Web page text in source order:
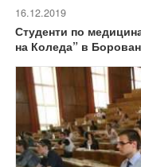
16.12.2019
Студенти по
на Коледа” в Борован